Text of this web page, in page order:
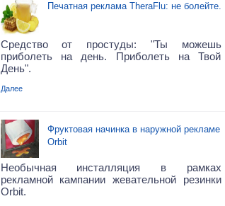
Печатная реклама TheraFlu: не болейте.
Средство от простуды: "Ты можешь
приболеть на день. Приболеть на Твой
День".
Далее
Фруктовая начинка в наружной рекламе
Orbit
Необычная инсталляция в рамках
рекламной кампании жевательной резинки
Orbit.